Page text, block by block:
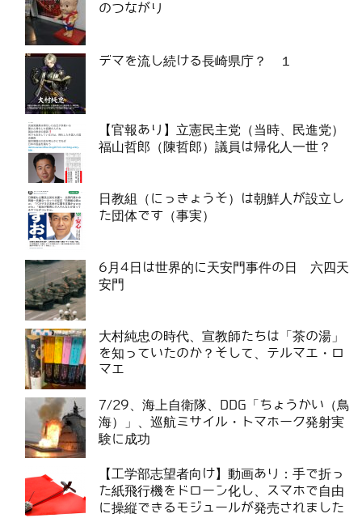
のつながり
デマを流し続ける長崎県庁？ １
【官報あり】立憲民主党（当時、民進党）
福山哲郎（陳哲郎）議員は帰化人一世？
日教組（にっきょうそ）は朝鮮人が設立し
た団体です（事実）
6月4日は世界的に天安門事件の日 六四天
安門
大村純忠の時代、宣教師たちは「茶の湯」
を知っていたのか？そして、テルマエ・ロ
マエ
7/29、海上自衛隊、DDG「ちょうかい（鳥
海）」、巡航ミサイル・トマホーク発射実
験に成功
【工学部志望者向け】動画あり：手で折っ
た紙飛行機をドローン化し、スマホで自由
に操縦できるモジュールが発売されました